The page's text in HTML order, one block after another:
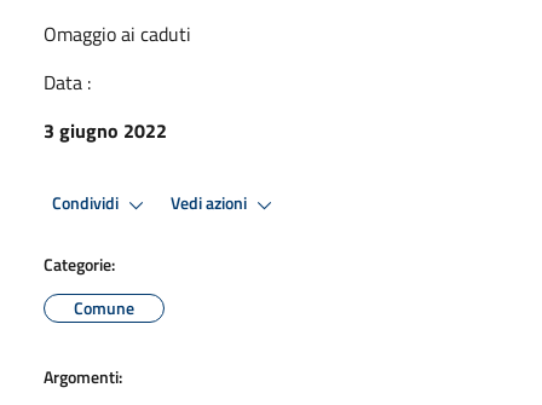
Omaggio ai caduti
Data :
3 giugno 2022
Condividi Vedi azioni
Categorie:
Comune
Argomenti: